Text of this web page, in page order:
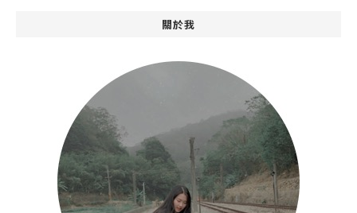
關於我